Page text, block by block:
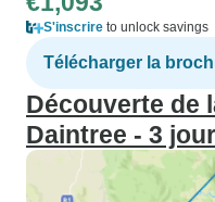
S'inscrire to unlock savings
Télécharger la
Découverte de
Daintree - 3